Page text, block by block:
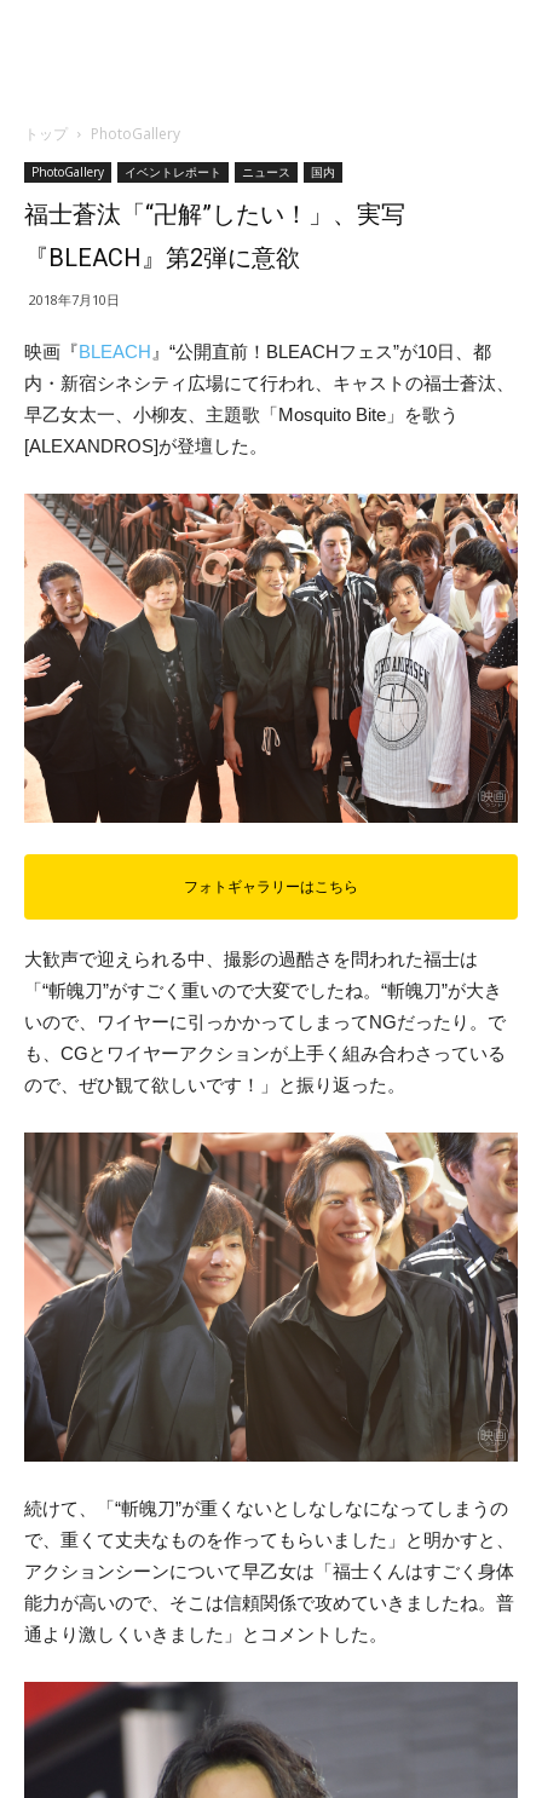
トップ PhotoGallery
PhotoGallery イベントレポート ニュース 国内
福士蒼汰「“卍解”したい！」、実写
『BLEACH』第2弾に意欲
2018年7月10日
映画『BLEACH 』“公開直前！BLEACHフェス”が10日、都
内・新宿シネシティ広場にて行われ、キャストの福士蒼汰、
早乙女太一、小柳友、主題歌「Mosquito Bite」を歌う
[ALEXANDROS]が登壇した。
フォトギャラリーはこちら
大歓声で迎えられる中、撮影の過酷さを問われた福士は
「“斬魄刀”がすごく重いので大変でしたね。“斬魄刀”が大き
いので、ワイヤーに引っかかってしまってNGだったり。で
も、CGとワイヤーアクションが上手く組み合わさっている
ので、ぜひ観て欲しいです！」と振り返った。
続けて、「“斬魄刀”が重くないとしなしなになってしまうの
で、重くて丈夫なものを作ってもらいました」と明かすと、
アクションシーンについて早乙女は「福士くんはすごく身体
能力が高いので、そこは信頼関係で攻めていきましたね。普
通より激しくいきました」とコメントした。